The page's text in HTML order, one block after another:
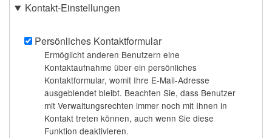
Kontakt-Einstellungen
Persönliches Kontaktformular
Ermöglicht anderen Benutzern eine
Kontaktaufnahme über ein persönliches
Kontaktformular, womit Ihre E-Mail-Adresse
ausgeblendet bleibt. Beachten Sie, dass Benutzer
mit Verwaltungsrechten immer noch mit Ihnen in
Kontakt treten können, auch wenn Sie diese
Funktion deaktivieren.